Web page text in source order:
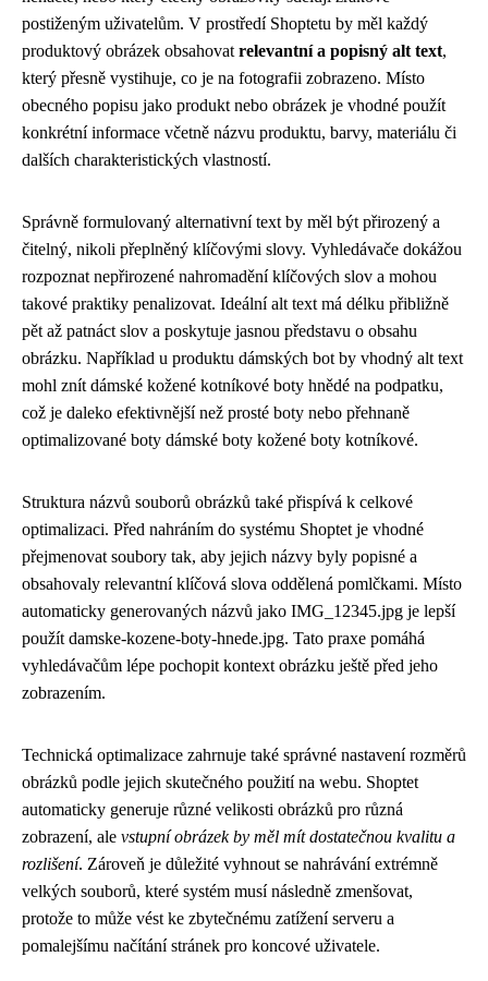
postiženým uživatelům. V prostředí Shoptetu by měl každý
produktový obrázek obsahovat relevantní a popisný alt text,
který přesně vystihuje, co je na fotografii zobrazeno. Místo
obecného popisu jako produkt nebo obrázek je vhodné použít
konkrétní informace včetně názvu produktu, barvy, materiálu či
dalších charakteristických vlastností.
Správně formulovaný alternativní text by měl být přirozený a
čitelný, nikoli přeplněný klíčovými slovy. Vyhledávače dokážou
rozpoznat nepřirozené nahromadění klíčových slov a mohou
takové praktiky penalizovat. Ideální alt text má délku přibližně
pět až patnáct slov a poskytuje jasnou představu o obsahu
obrázku. Například u produktu dámských bot by vhodný alt text
mohl znít dámské kožené kotníkové boty hnědé na podpatku,
což je daleko efektivnější než prosté boty nebo přehnaně
optimalizované boty dámské boty kožené boty kotníkové.
Struktura názvů souborů obrázků také přispívá k celkové
optimalizaci. Před nahráním do systému Shoptet je vhodné
přejmenovat soubory tak, aby jejich názvy byly popisné a
obsahovaly relevantní klíčová slova oddělená pomlčkami. Místo
automaticky generovaných názvů jako IMG_12345.jpg je lepší
použít damske-kozene-boty-hnede.jpg. Tato praxe pomáhá
vyhledávačům lépe pochopit kontext obrázku ještě před jeho
zobrazením.
Technická optimalizace zahrnuje také správné nastavení rozměrů
obrázků podle jejich skutečného použití na webu. Shoptet
automaticky generuje různé velikosti obrázků pro různá
zobrazení, ale vstupní obrázek by měl mít dostatečnou kvalitu a
rozlišení. Zároveň je důležité vyhnout se nahrávání extrémně
velkých souborů, které systém musí následně zmenšovat,
protože to může vést ke zbytečnému zatížení serveru a
pomalejšímu načítání stránek pro koncové uživatele.